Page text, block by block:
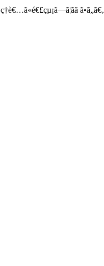
ã•ã„ã€‚